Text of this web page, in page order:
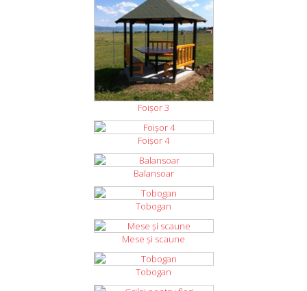
Foişor 3
Foişor 4
Balansoar
Tobogan
Mese şi scaune
Tobogan